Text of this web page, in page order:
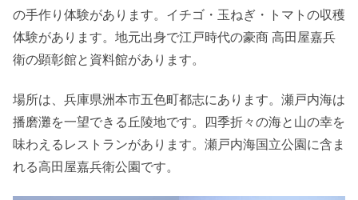
の手作り体験があります。イチゴ・玉ねぎ・トマトの収穫
体験があります。地元出身で江戸時代の豪商 高田屋嘉兵
衛の顕彰館と資料館があります。
場所は、兵庫県洲本市五色町都志にあります。瀬戸内海は
播磨灘を一望できる丘陵地です。四季折々の海と山の幸を
味わえるレストランがあります。瀬戸内海国立公園に含ま
れる高田屋嘉兵衛公園です。